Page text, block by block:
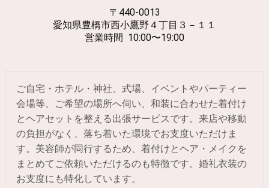
〒440-0013
愛知県豊橋市西小鷹野４丁目３－１１
営業時間 10:00〜19:00
ご自宅・ホテル・神社、式場、イベントやパーティー
会場等、ご希望の場所へ伺い、和装に合わせた着付け
とヘアセットを整える出張サービスです。来店や移動
の負担がなく、落ち着いた環境でお支度いただけま
す。美容師が同行するため、着付けとヘア・メイクを
まとめてご依頼いただけるのも特徴です。婚礼衣装の
お支度にも特化しています。